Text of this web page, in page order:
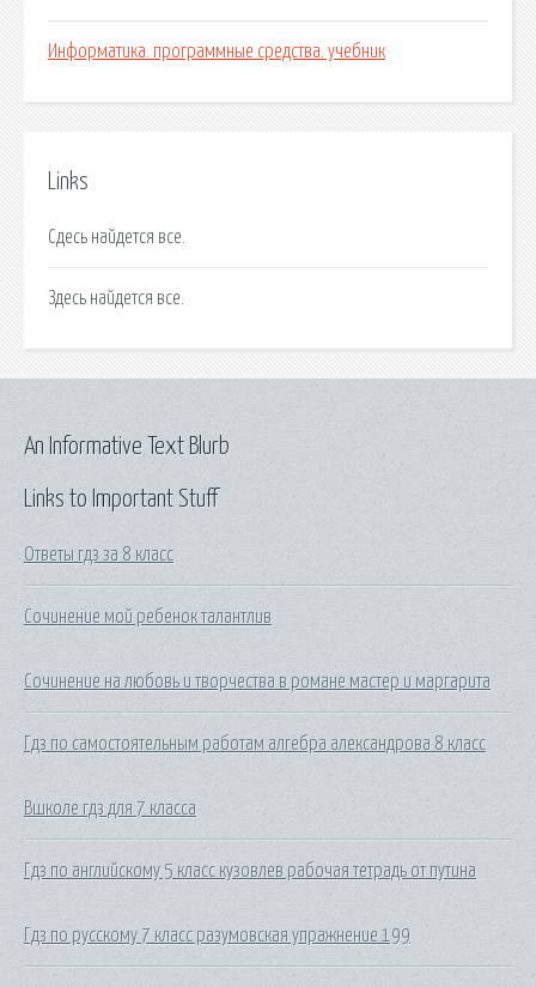
Информатика. программные средства. учебник
Links
Сдесь найдется все.
Здесь найдется все.
Links to Important Stuff
Ответы гдз за 8 класс
Сочинение мой ребенок талантлив
Сочинение на любовь и творчества в романе мастер и маргарита
Гдз по самостоятельным работам алгебра александрова 8 класс
Вшколе гдз для 7 класса
Гдз по английскому 5 класс кузовлев рабочая тетрадь от путина
Гдз по русскому 7 класс разумовская упражнение 199
An Informative Text Blurb